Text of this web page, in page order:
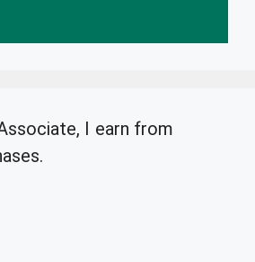
I earn from